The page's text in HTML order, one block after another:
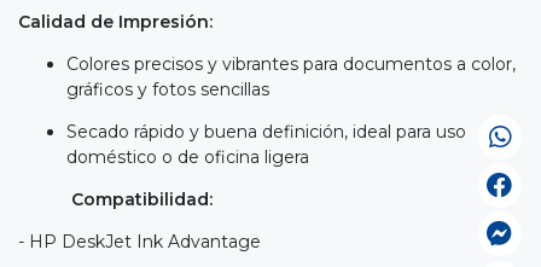
Calidad de Impresión:
Colores precisos y vibrantes para documentos a color,
gráficos y fotos sencillas
Secado rápido y buena definición, ideal para uso
doméstico o de oficina ligera
Compatibilidad:
- HP DeskJet Ink Advantage